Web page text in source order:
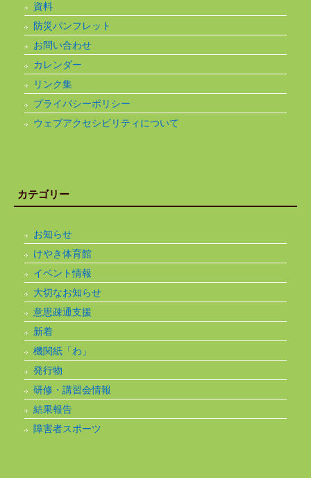
資料
防災パンフレット
お問い合わせ
カレンダー
リンク集
プライバシーポリシー
ウェブアクセシビリティについて
カテゴリー
お知らせ
けやき体育館
イベント情報
大切なお知らせ
意思疎通支援
新着
機関紙「わ」
発行物
研修・講習会情報
結果報告
障害者スポーツ